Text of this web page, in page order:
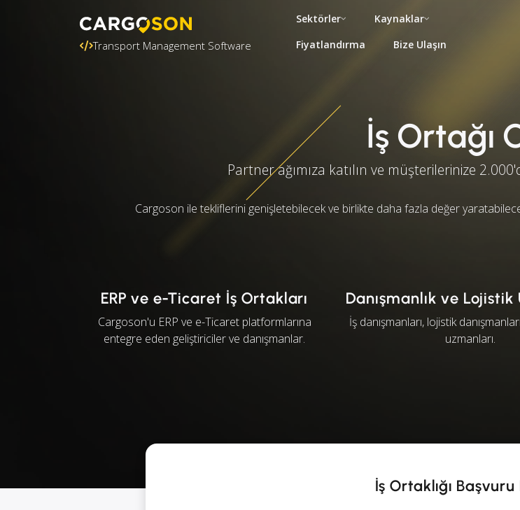
Transport Management Software
Sektörler
Kaynaklar
Fiyatlandırma
Bize Ulaşın
İş Ortağı
Partner ağımıza katılın ve müşterilerinize
Cargoson ile tekliflerini genişletebilecek ve birlikte daha fazla değer
ERP ve e-Ticaret İş Ortakları
Cargoson'u ERP ve e-Ticaret platformlarına
entegre eden geliştiriciler ve danışmanlar.
Danışmanlık ve Lojistik
İş danışmanları, lojistik
uzmanları.
İş Ortaklığı